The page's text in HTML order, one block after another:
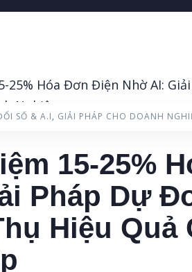
SỐ & A.I, GIẢI PHÁP CHO DOANH
15-25%
Pháp Dự
Hiệu Quả